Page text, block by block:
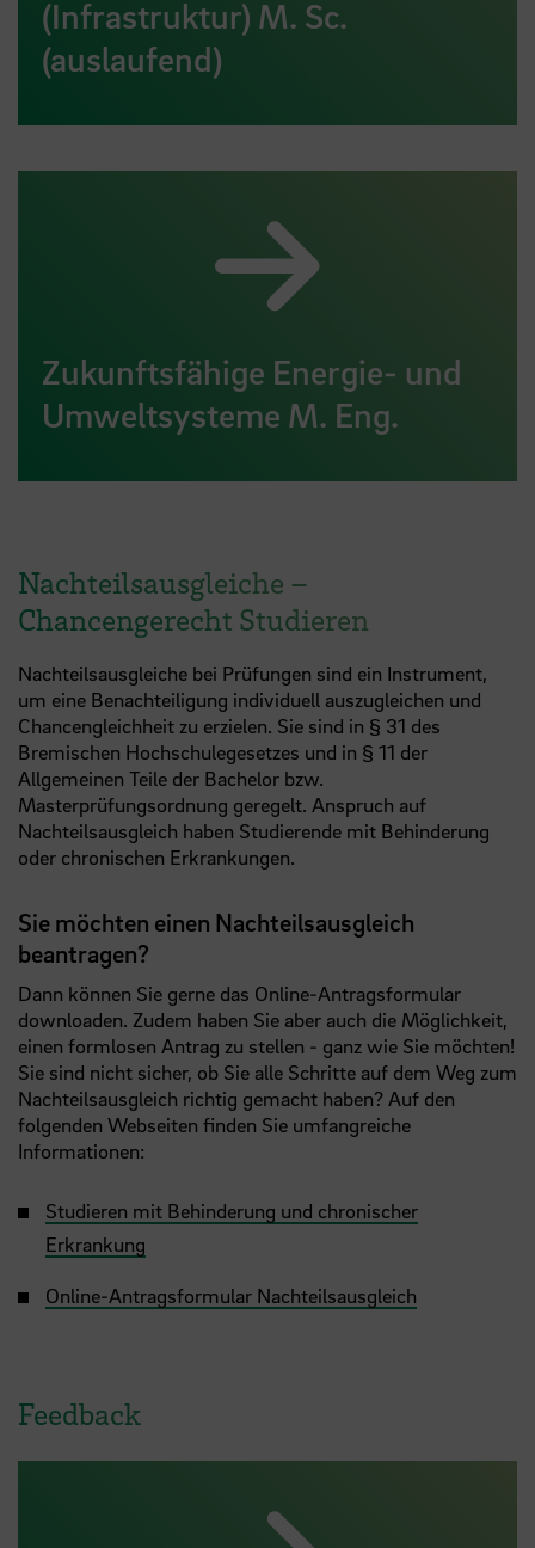
(Infrastruktur) M. Sc.
(auslaufend)
Zukunftsfähige Energie- und
Umweltsysteme M. Eng.
Nachteilsausgleiche –
Chancengerecht Studieren
Nachteilsausgleiche bei Prüfungen sind ein Instrument,
um eine Benachteiligung individuell auszugleichen und
Chancengleichheit zu erzielen. Sie sind in § 31 des
Bremischen Hochschulegesetzes und in § 11 der
Allgemeinen Teile der Bachelor bzw.
Masterprüfungsordnung geregelt. Anspruch auf
Nachteilsausgleich haben Studierende mit Behinderung
oder chronischen Erkrankungen.
Sie möchten einen Nachteilsausgleich
beantragen?
Dann können Sie gerne das Online-Antragsformular
downloaden. Zudem haben Sie aber auch die Möglichkeit,
einen formlosen Antrag zu stellen - ganz wie Sie möchten!
Sie sind nicht sicher, ob Sie alle Schritte auf dem Weg zum
Nachteilsausgleich richtig gemacht haben? Auf den
folgenden Webseiten finden Sie umfangreiche
Informationen:
Studieren mit Behinderung und chronischer
Erkrankung
Online-Antragsformular Nachteilsausgleich
Feedback